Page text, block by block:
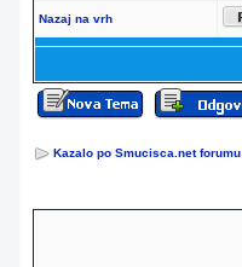
Nazaj na vrh
Kazalo po Smucisca.net forumu